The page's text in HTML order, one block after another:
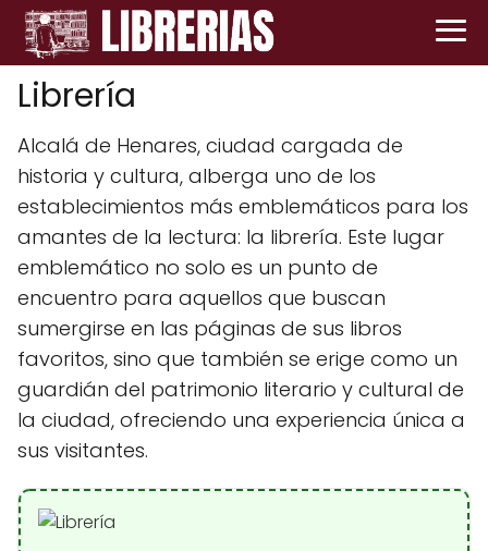
Librería
Alcalá de Henares, ciudad cargada de
historia y cultura, alberga uno de los
establecimientos más emblemáticos para los
amantes de la lectura: la librería. Este lugar
emblemático no solo es un punto de
encuentro para aquellos que buscan
sumergirse en las páginas de sus libros
favoritos, sino que también se erige como un
guardián del patrimonio literario y cultural de
la ciudad, ofreciendo una experiencia única a
sus visitantes.